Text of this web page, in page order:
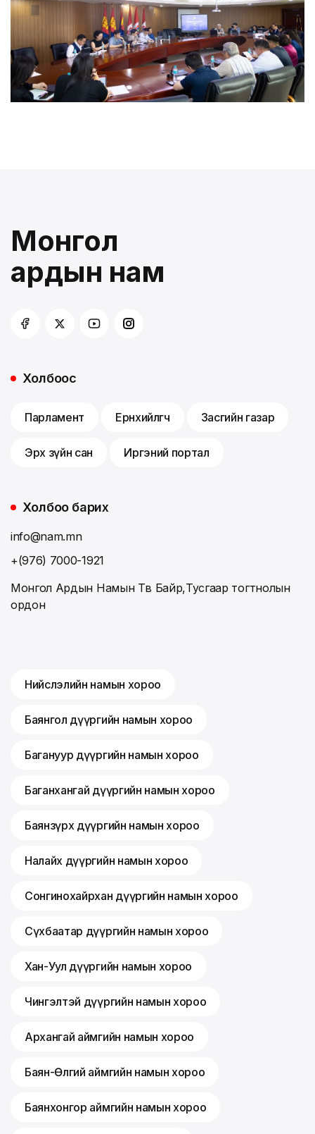
Монгол
ардын нам
Холбоос
Парламент Ерөнхийлөгч Засгийн газар
Эрх зүйн сан Иргэний портал
Холбоо барих
info@nam.mn
+(976) 7000-1921
Монгол Ардын Намын Төв Байр,Тусгаар тогтнолын
ордон
Нийслэлийн намын хороо
Баянгол дүүргийн намын хороо
Багануур дүүргийн намын хороо
Баганхангай дүүргийн намын хороо
Баянзүрх дүүргийн намын хороо
Налайх дүүргийн намын хороо
Сонгинохайрхан дүүргийн намын хороо
Сүхбаатар дүүргийн намын хороо
Хан-Уул дүүргийн намын хороо
Чингэлтэй дүүргийн намын хороо
Архангай аймгийн намын хороо
Баян-Өлгий аймгийн намын хороо
Баянхонгор аймгийн намын хороо